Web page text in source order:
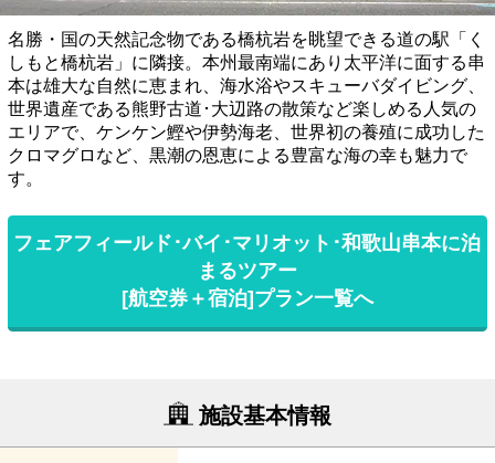
名勝・国の天然記念物である橋杭岩を眺望できる道の駅「く
しもと橋杭岩」に隣接。本州最南端にあり太平洋に面する串
本は雄大な自然に恵まれ、海水浴やスキューバダイビング、
世界遺産である熊野古道･大辺路の散策など楽しめる人気の
エリアで、ケンケン鰹や伊勢海老、世界初の養殖に成功した
クロマグロなど、黒潮の恩恵による豊富な海の幸も魅力で
す。
フェアフィールド･バイ･マリオット･和歌山串本に泊
まるツアー
[航空券＋宿泊]プラン一覧へ
施設基本情報